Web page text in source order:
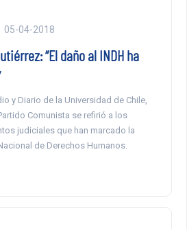
05-04-2018
“El daño al INDH ha
y Diario de la Universidad de Chile,
Comunista se refirió a los
judiciales que han marcado la
de Derechos Humanos.